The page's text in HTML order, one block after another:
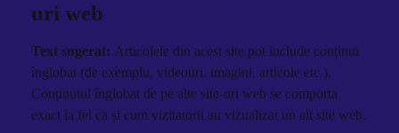
uri web
Text sugerat: Articolele din acest site pot include conținut
înglobat (de exemplu, videouri, imagini, articole etc.).
Conținutul înglobat de pe alte site-uri web se comporta
exact la fel ca și cum vizitatorii au vizualizat un alt site web.